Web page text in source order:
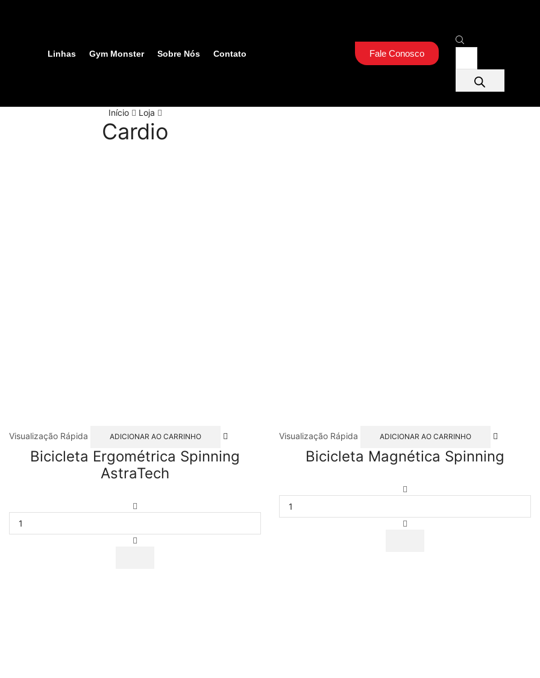
Linhas Gym Monster Sobre Nós Contato Fale Conosco
Início Loja
Cardio
Visualização Rápida ADICIONAR AO CARRINHO
Bicicleta Ergométrica Spinning
AstraTech
Visualização Rápida ADICIONAR AO CARRINHO
Bicicleta Magnética Spinning